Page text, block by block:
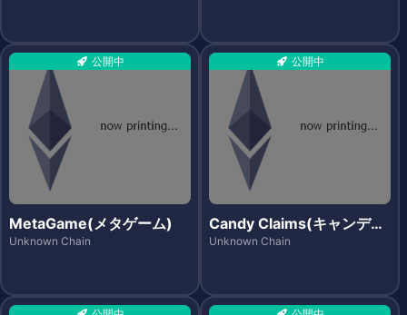
公開中
MetaGame(メタゲーム)
Unknown Chain
公開中
Candy Claims(キャンディ
クレイムズ)
Unknown Chain